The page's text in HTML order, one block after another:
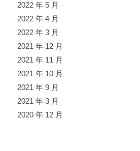
2022 年 5 月
2022 年 4 月
2022 年 3 月
2021 年 12 月
2021 年 11 月
2021 年 10 月
2021 年 9 月
2021 年 3 月
2020 年 12 月